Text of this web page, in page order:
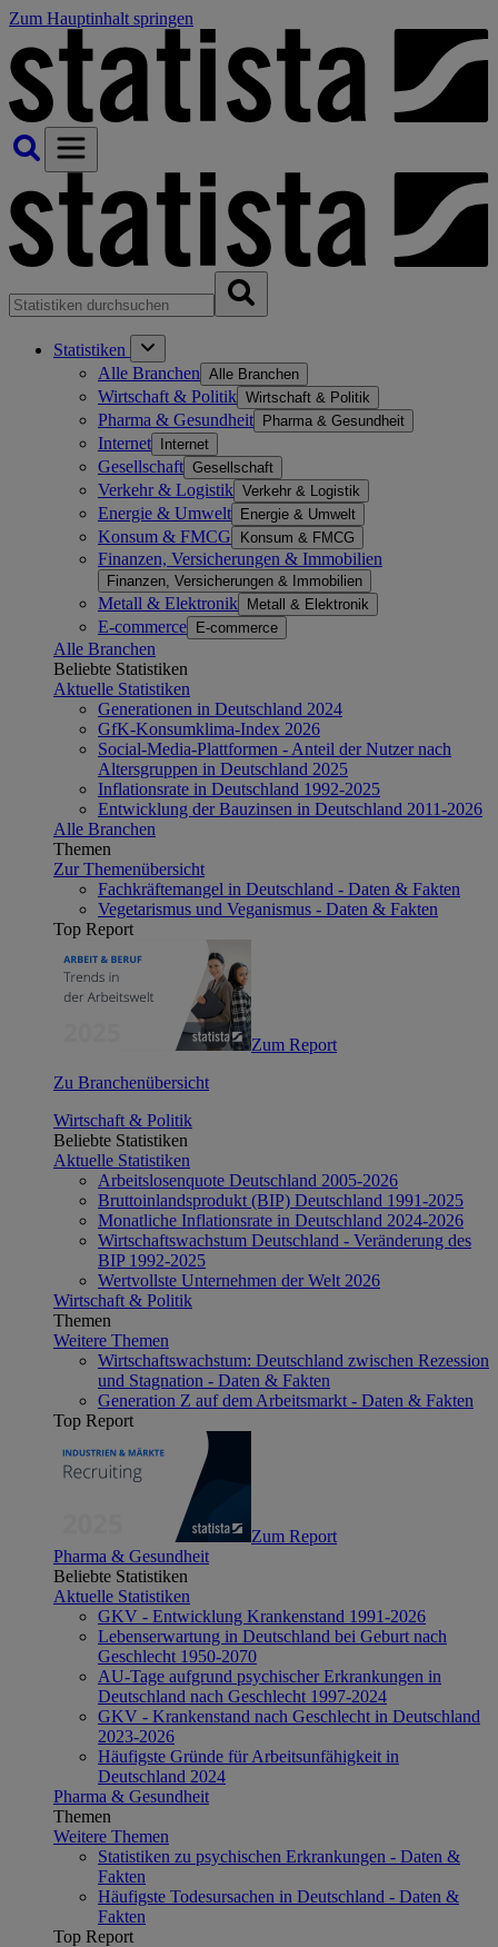
Zum Hauptinhalt springen
Statistiken
Alle Branchen Alle Branchen
Wirtschaft & Politik Wirtschaft & Politik
Pharma & Gesundheit Pharma & Gesundheit
Internet Internet
Gesellschaft Gesellschaft
Verkehr & Logistik Verkehr & Logistik
Energie & Umwelt Energie & Umwelt
Konsum & FMCG Konsum & FMCG
Finanzen, Versicherungen & Immobilien
Finanzen, Versicherungen & Immobilien
Metall & Elektronik Metall & Elektronik
E-commerce E-commerce
Alle Branchen
Beliebte Statistiken
Aktuelle Statistiken
Generationen in Deutschland 2024
GfK-Konsumklima-Index 2026
Social-Media-Plattformen - Anteil der Nutzer nach
Altersgruppen in Deutschland 2025
Inflationsrate in Deutschland 1992-2025
Entwicklung der Bauzinsen in Deutschland 2011-2026
Alle Branchen
Themen
Zur Themenübersicht
Fachkräftemangel in Deutschland - Daten & Fakten
Vegetarismus und Veganismus - Daten & Fakten
Top Report
Zum Report
Zu Branchenübersicht
Wirtschaft & Politik
Beliebte Statistiken
Aktuelle Statistiken
Arbeitslosenquote Deutschland 2005-2026
Bruttoinlandsprodukt (BIP) Deutschland 1991-2025
Monatliche Inflationsrate in Deutschland 2024-2026
Wirtschaftswachstum Deutschland - Veränderung des
BIP 1992-2025
Wertvollste Unternehmen der Welt 2026
Wirtschaft & Politik
Themen
Weitere Themen
Wirtschaftswachstum: Deutschland zwischen Rezession
und Stagnation - Daten & Fakten
Generation Z auf dem Arbeitsmarkt - Daten & Fakten
Top Report
Zum Report
Pharma & Gesundheit
Beliebte Statistiken
Aktuelle Statistiken
GKV - Entwicklung Krankenstand 1991-2026
Lebenserwartung in Deutschland bei Geburt nach
Geschlecht 1950-2070
AU-Tage aufgrund psychischer Erkrankungen in
Deutschland nach Geschlecht 1997-2024
GKV - Krankenstand nach Geschlecht in Deutschland
2023-2026
Häufigste Gründe für Arbeitsunfähigkeit in
Deutschland 2024
Pharma & Gesundheit
Themen
Weitere Themen
Statistiken zu psychischen Erkrankungen - Daten &
Fakten
Häufigste Todesursachen in Deutschland - Daten &
Fakten
Top Report